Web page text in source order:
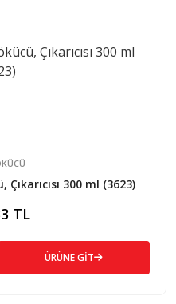
300 ml (3623)
TL
ÜRÜNE GİT